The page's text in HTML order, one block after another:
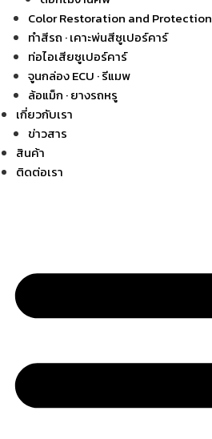
Color Restoration and Protection
ทำสีรถ · เคาะพ่นสีซูเปอร์คาร์
ท่อไอเสียซูเปอร์คาร์
จูนกล่อง ECU · รีแมพ
ล้อแม็ก · ยางรถหรู
เกี่ยวกับเรา
ข่าวสาร
สินค้า
ติดต่อเรา